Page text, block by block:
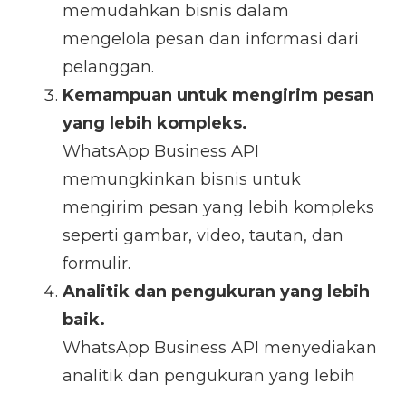
memudahkan bisnis dalam
mengelola pesan dan informasi dari
pelanggan.
Kemampuan untuk mengirim pesan
yang lebih kompleks.
WhatsApp Business API
memungkinkan bisnis untuk
mengirim pesan yang lebih kompleks
seperti gambar, video, tautan, dan
formulir.
Analitik dan pengukuran yang lebih
baik.
WhatsApp Business API menyediakan
analitik dan pengukuran yang lebih